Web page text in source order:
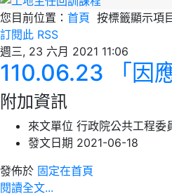
您目前位置： 首頁 按標籤顯示項
訂閱此 RSS
週三, 23 六月 2021 11:06
110.06.23 「因
附加資訊
來文單位 行政院公共工程委
發文日期 2021-06-18
發佈於 固定在首頁
閱讀全文...